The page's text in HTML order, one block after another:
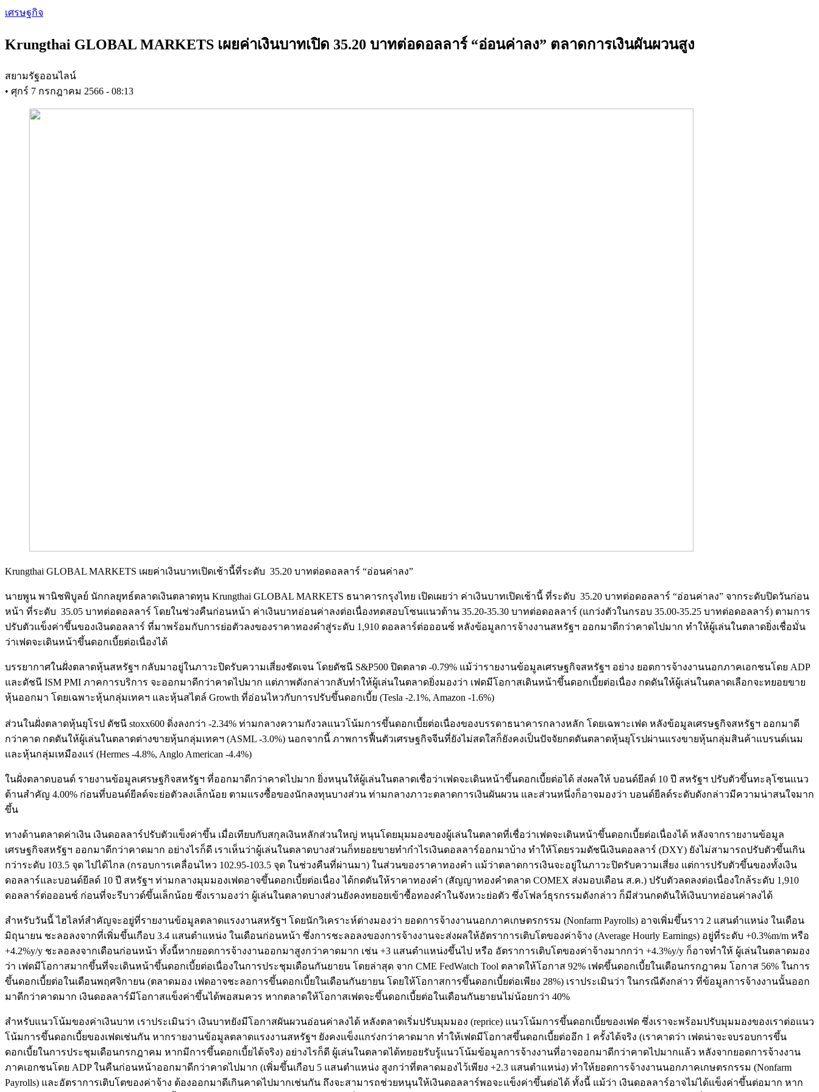
Skip
content
เศรษฐกิจ
Krungthai GLOBAL MARKETS เผยค่าเงินบาทเปิด 35.20 บาทต่อดอลลาร์ “อ่อนค่าลง” ตลาดการเงินผันผวนสูง
สยามรัฐออนไลน์
• ศุกร์ 7 กรกฎาคม 2566 - 08:13
Krungthai GLOBAL MARKETS เผยค่าเงินบาทเปิดเช้านี้ที่ระดับ 35.20 บาทต่อดอลลาร์ “อ่อนค่าลง”
นายพูน พานิชพิบูลย์ นักกลยุทธ์ตลาดเงินตลาดทุน Krungthai GLOBAL MARKETS ธนาคารกรุงไทย เปิดเผยว่า ค่าเงินบาทเปิดเช้านี้ ที่ระดับ 35.20 บาทต่อดอลลาร์ “อ่อนค่าลง” จากระดับปิดวันก่อน
หน้า ที่ระดับ 35.05 บาทต่อดอลลาร์ โดยในช่วงคืนก่อนหน้า ค่าเงินบาทอ่อนค่าลงต่อเนื่องทดสอบโซนแนวต้าน 35.20-35.30 บาทต่อดอลลาร์ (แกว่งตัวในกรอบ 35.00-35.25 บาทต่อดอลลาร์) ตามการ
ปรับตัวแข็งค่าขึ้นของเงินดอลลาร์ ที่มาพร้อมกับการย่อตัวลงของราคาทองคำสู่ระดับ 1,910 ดอลลาร์ต่อออนซ์ หลังข้อมูลการจ้างงานสหรัฐฯ ออกมาดีกว่าคาดไปมาก ทำให้ผู้เล่นในตลาดยิ่งเชื่อมั่น
ว่าเฟดจะเดินหน้าขึ้นดอกเบี้ยต่อเนื่องได้
บรรยากาศในฝั่งตลาดหุ้นสหรัฐฯ กลับมาอยู่ในภาวะปิดรับความเสี่ยงชัดเจน โดยดัชนี S&P500 ปิดตลาด -0.79% แม้ว่ารายงานข้อมูลเศรษฐกิจสหรัฐฯ อย่าง ยอดการจ้างงานนอกภาคเอกชนโดย ADP
และดัชนี ISM PMI ภาคการบริการ จะออกมาดีกว่าคาดไปมาก แต่ภาพดังกล่าวกลับทำให้ผู้เล่นในตลาดยิ่งมองว่า เฟดมีโอกาสเดินหน้าขึ้นดอกเบี้ยต่อเนื่อง กดดันให้ผู้เล่นในตลาดเลือกจะทยอยขาย
หุ้นออกมา โดยเฉพาะหุ้นกลุ่มเทคฯ และหุ้นสไตล์ Growth ที่อ่อนไหวกับการปรับขึ้นดอกเบี้ย (Tesla -2.1%, Amazon -1.6%)
ส่วนในฝั่งตลาดหุ้นยุโรป ดัชนี stoxx600 ดิ่งลงกว่า -2.34% ท่ามกลางความกังวลแนวโน้มการขึ้นดอกเบี้ยต่อเนื่องของบรรดาธนาคารกลางหลัก โดยเฉพาะเฟด หลังข้อมูลเศรษฐกิจสหรัฐฯ ออกมาดี
กว่าคาด กดดันให้ผู้เล่นในตลาดต่างขายหุ้นกลุ่มเทคฯ (ASML -3.0%) นอกจากนี้ ภาพการฟื้นตัวเศรษฐกิจจีนที่ยังไม่สดใสก็ยังคงเป็นปัจจัยกดดันตลาดหุ้นยุโรปผ่านแรงขายหุ้นกลุ่มสินค้าแบรนด์เนม
และหุ้นกลุ่มเหมืองแร่ (Hermes -4.8%, Anglo American -4.4%)
ในฝั่งตลาดบอนด์ รายงานข้อมูลเศรษฐกิจสหรัฐฯ ที่ออกมาดีกว่าคาดไปมาก ยิ่งหนุนให้ผู้เล่นในตลาดเชื่อว่าเฟดจะเดินหน้าขึ้นดอกเบี้ยต่อได้ ส่งผลให้ บอนด์ยีลด์ 10 ปี สหรัฐฯ ปรับตัวขึ้นทะลุโซนแนว
ต้านสำคัญ 4.00% ก่อนที่บอนด์ยีลด์จะย่อตัวลงเล็กน้อย ตามแรงซื้อของนักลงทุนบางส่วน ท่ามกลางภาวะตลาดการเงินผันผวน และส่วนหนึ่งก็อาจมองว่า บอนด์ยีลด์ระดับดังกล่าวมีความน่าสนใจมาก
ขึ้น
ทางด้านตลาดค่าเงิน เงินดอลลาร์ปรับตัวแข็งค่าขึ้น เมื่อเทียบกับสกุลเงินหลักส่วนใหญ่ หนุนโดยมุมมองของผู้เล่นในตลาดที่เชื่อว่าเฟดจะเดินหน้าขึ้นดอกเบี้ยต่อเนื่องได้ หลังจากรายงานข้อมูล
เศรษฐกิจสหรัฐฯ ออกมาดีกว่าคาดมาก อย่างไรก็ดี เราเห็นว่าผู้เล่นในตลาดบางส่วนก็ทยอยขายทำกำไรเงินดอลลาร์ออกมาบ้าง ทำให้โดยรวมดัชนีเงินดอลลาร์ (DXY) ยังไม่สามารถปรับตัวขึ้นเกิน
กว่าระดับ 103.5 จุด ไปได้ไกล (กรอบการเคลื่อนไหว 102.95-103.5 จุด ในช่วงคืนที่ผ่านมา) ในส่วนของราคาทองคำ แม้ว่าตลาดการเงินจะอยู่ในภาวะปิดรับความเสี่ยง แต่การปรับตัวขึ้นของทั้งเงิน
ดอลลาร์และบอนด์ยีลด์ 10 ปี สหรัฐฯ ท่ามกลางมุมมองเฟดอาจขึ้นดอกเบี้ยต่อเนื่อง ได้กดดันให้ราคาทองคำ (สัญญาทองคำตลาด COMEX ส่งมอบเดือน ส.ค.) ปรับตัวลดลงต่อเนื่องใกล้ระดับ 1,910
ดอลลาร์ต่อออนซ์ ก่อนที่จะรีบาวด์ขึ้นเล็กน้อย ซึ่งเรามองว่า ผู้เล่นในตลาดบางส่วนยังคงทยอยเข้าซื้อทองคำในจังหวะย่อตัว ซึ่งโฟลว์ธุรกรรมดังกล่าว ก็มีส่วนกดดันให้เงินบาทอ่อนค่าลงได้
สำหรับวันนี้ ไฮไลท์สำคัญจะอยู่ที่รายงานข้อมูลตลาดแรงงานสหรัฐฯ โดยนักวิเคราะห์ต่างมองว่า ยอดการจ้างงานนอกภาคเกษตรกรรม (Nonfarm Payrolls) อาจเพิ่มขึ้นราว 2 แสนตำแหน่ง ในเดือน
มิถุนายน ชะลอลงจากที่เพิ่มขึ้นเกือบ 3.4 แสนตำแหน่ง ในเดือนก่อนหน้า ซึ่งการชะลอลงของการจ้างงานจะส่งผลให้อัตราการเติบโตของค่าจ้าง (Average Hourly Earnings) อยู่ที่ระดับ +0.3%m/m หรือ
+4.2%y/y ชะลอลงจากเดือนก่อนหน้า ทั้งนี้หากยอดการจ้างงานออกมาสูงกว่าคาดมาก เช่น +3 แสนตำแหน่งขึ้นไป หรือ อัตราการเติบโตของค่าจ้างมากกว่า +4.3%y/y ก็อาจทำให้ ผู้เล่นในตลาดมอง
ว่า เฟดมีโอกาสมากขึ้นที่จะเดินหน้าขึ้นดอกเบี้ยต่อเนื่องในการประชุมเดือนกันยายน โดยล่าสุด จาก CME FedWatch Tool ตลาดให้โอกาส 92% เฟดขึ้นดอกเบี้ยในเดือนกรกฎาคม โอกาส 56% ในการ
ขึ้นดอกเบี้ยต่อในเดือนพฤศจิกายน (ตลาดมอง เฟดอาจชะลอการขึ้นดอกเบี้ยในเดือนกันยายน โดยให้โอกาสการขึ้นดอกเบี้ยต่อเพียง 28%) เราประเมินว่า ในกรณีดังกล่าว ที่ข้อมูลการจ้างงานนั้นออก
มาดีกว่าคาดมาก เงินดอลลาร์มีโอกาสแข็งค่าขึ้นได้พอสมควร หากตลาดให้โอกาสเฟดจะขึ้นดอกเบี้ยต่อในเดือนกันยายนไม่น้อยกว่า 40%
สำหรับแนวโน้มของค่าเงินบาท เราประเมินว่า เงินบาทยังมีโอกาสผันผวนอ่อนค่าลงได้ หลังตลาดเริ่มปรับมุมมอง (reprice) แนวโน้มการขึ้นดอกเบี้ยของเฟด ซึ่งเราจะพร้อมปรับมุมมองของเราต่อแนว
โน้มการขึ้นดอกเบี้ยของเฟดเช่นกัน หากรายงานข้อมูลตลาดแรงงานสหรัฐฯ ยังคงแข็งแกร่งกว่าคาดมาก ทำให้เฟดมีโอกาสขึ้นดอกเบี้ยต่ออีก 1 ครั้งได้จริง (เราคาดว่า เฟดน่าจะจบรอบการขึ้น
ดอกเบี้ยในการประชุมเดือนกรกฎาคม หากมีการขึ้นดอกเบี้ยได้จริง) อย่างไรก็ดี ผู้เล่นในตลาดได้ทยอยรับรู้แนวโน้มข้อมูลการจ้างงานที่อาจออกมาดีกว่าคาดไปมากแล้ว หลังจากยอดการจ้างงาน
ภาคเอกชนโดย ADP ในคืนก่อนหน้าออกมาดีกว่าคาดไปมาก (เพิ่มขึ้นเกือบ 5 แสนตำแหน่ง สูงกว่าที่ตลาดมองไว้เพียง +2.3 แสนตำแหน่ง) ทำให้ยอดการจ้างงานนอกภาคเกษตรกรรม (Nonfarm
Payrolls) และอัตราการเติบโตของค่าจ้าง ต้องออกมาดีเกินคาดไปมากเช่นกัน ถึงจะสามารถช่วยหนุนให้เงินดอลลาร์พอจะแข็งค่าขึ้นต่อได้ ทั้งนี้ แม้ว่า เงินดอลลาร์อาจไม่ได้แข็งค่าขึ้นต่อมาก หาก